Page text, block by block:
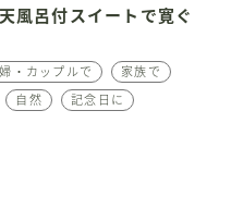
風呂付スイートで寛ぐ
・カップルで
家族で
自然
記念日に